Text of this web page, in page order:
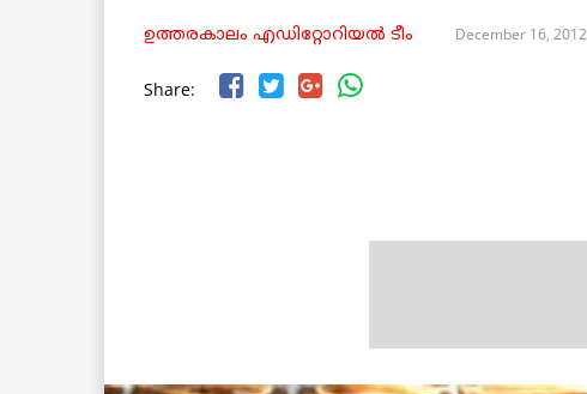
ഉത്തരകാലം എഡിറ്റോറിയല്‍ ടീം December 16, 2012
Share: